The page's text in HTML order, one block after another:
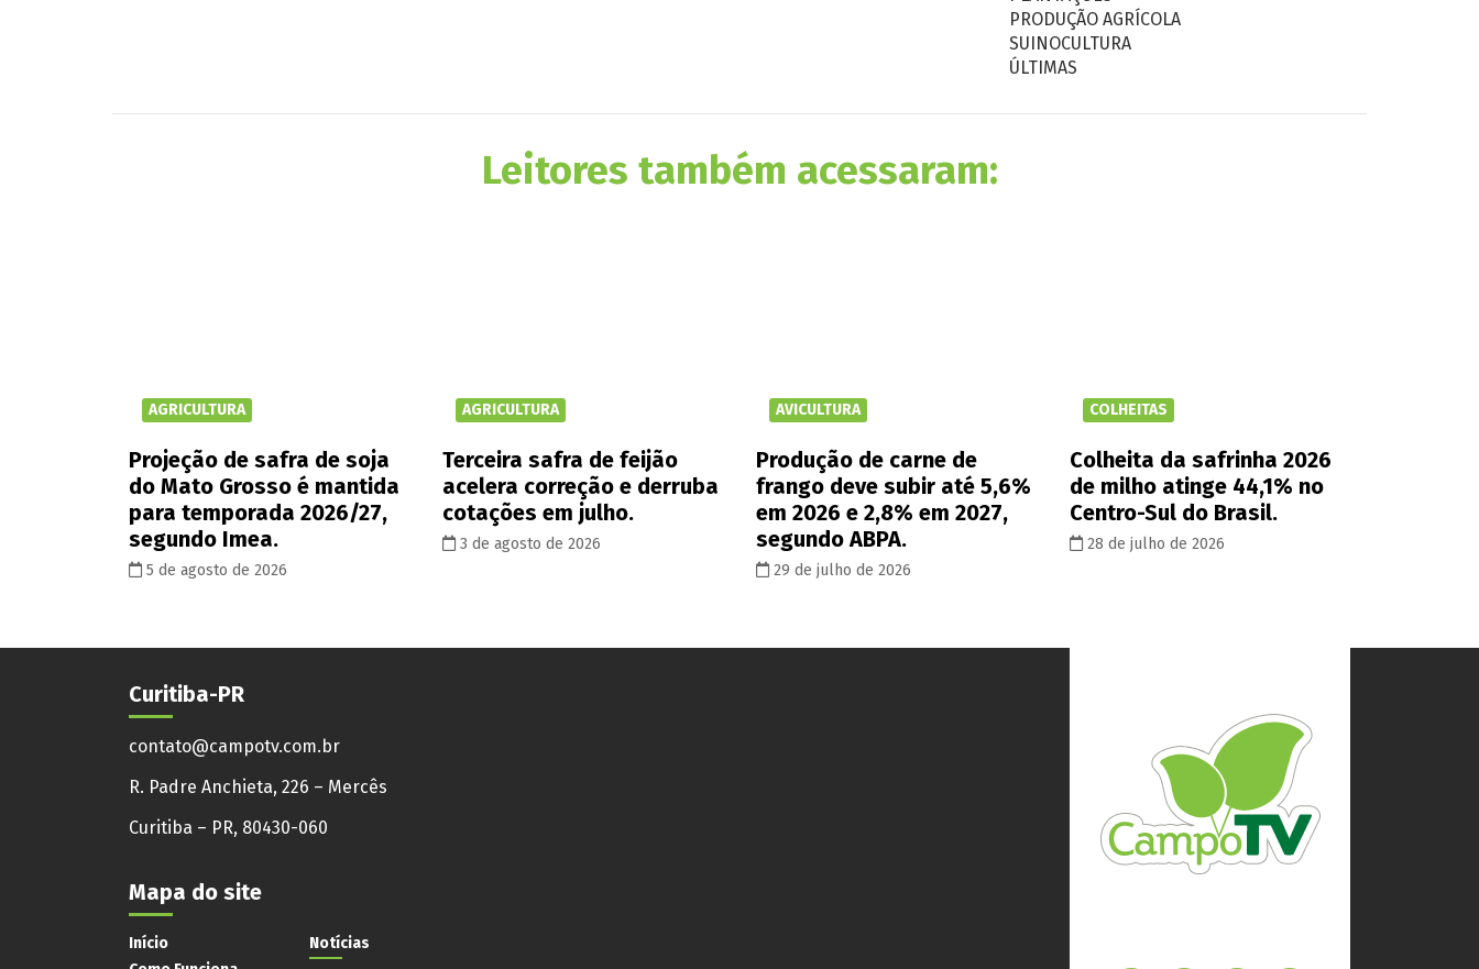
PRODUÇÃO AGRÍCOLA
SUINOCULTURA
ÚLTIMAS
Leitores também acessaram:
AGRICULTURA
Projeção de safra de soja
do Mato Grosso é mantida
para temporada 2026/27,
segundo Imea.
5 de agosto de 2026
AGRICULTURA
Terceira safra de feijão
acelera correção e derruba
cotações em julho.
3 de agosto de 2026
AVICULTURA
Produção de carne de
frango deve subir até 5,6%
em 2026 e 2,8% em 2027,
segundo ABPA.
29 de julho de 2026
COLHEITAS
Colheita da safrinha 2026
de milho atinge 44,1% no
Centro-Sul do Brasil.
28 de julho de 2026
Curitiba-PR
contato@campotv.com.br
R. Padre Anchieta, 226 – Mercês
Curitiba – PR, 80430-060
Mapa do site
Início
Notícias